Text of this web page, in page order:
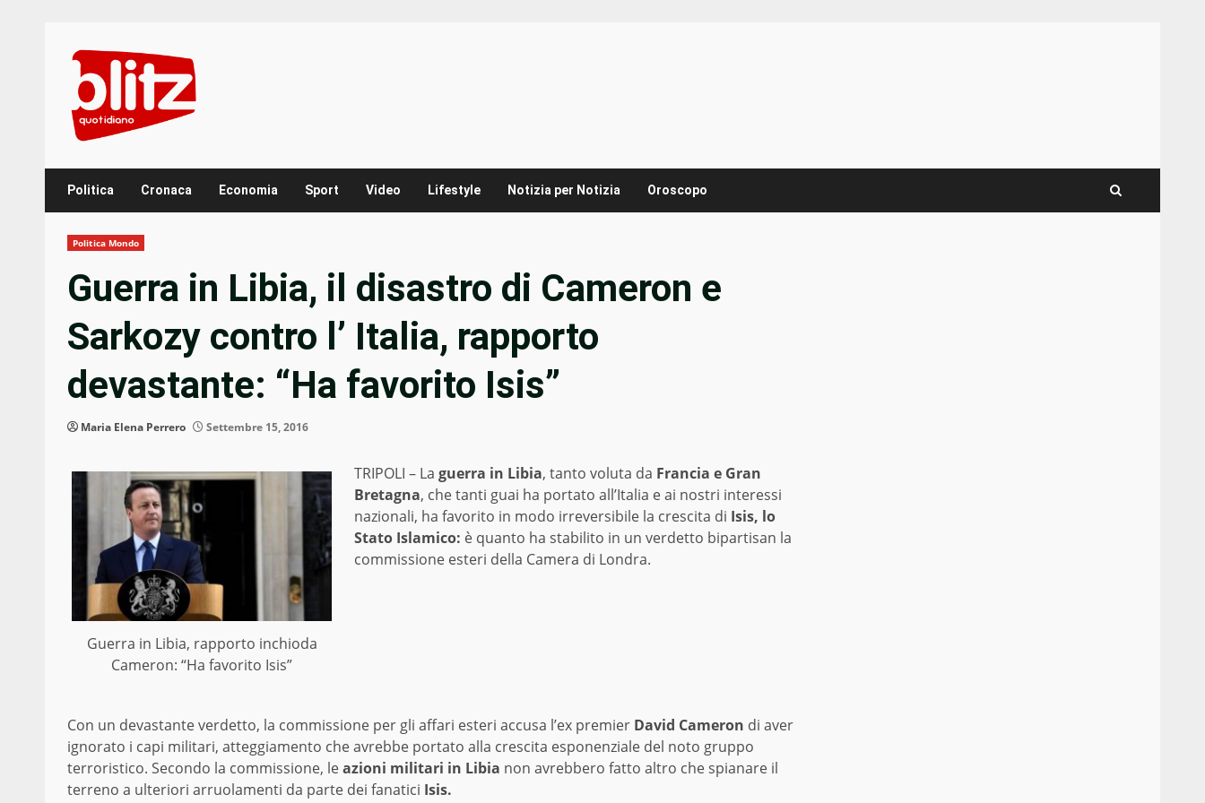
content
Politica Cronaca Economia Sport Video Lifestyle Notizia per Notizia Oroscopo
Politica Mondo
Guerra in Libia, il disastro di Cameron e
Sarkozy contro l’ Italia, rapporto
devastante: “Ha favorito Isis”
Maria Elena Perrero Settembre 15, 2016
Guerra in Libia, rapporto inchioda
Cameron: “Ha favorito Isis”
TRIPOLI – La guerra in Libia, tanto voluta da Francia e Gran
Bretagna, che tanti guai ha portato all’Italia e ai nostri interessi
nazionali, ha favorito in modo irreversibile la crescita di Isis, lo
Stato Islamico: è quanto ha stabilito in un verdetto bipartisan la
commissione esteri della Camera di Londra.
Con un devastante verdetto, la commissione per gli affari esteri accusa l’ex premier David Cameron di aver
ignorato i capi militari, atteggiamento che avrebbe portato alla crescita esponenziale del noto gruppo
terroristico. Secondo la commissione, leazioni militari in Libia non avrebbero fatto altro che spianare il
terreno a ulteriori arruolamenti da parte dei fanatici Isis.